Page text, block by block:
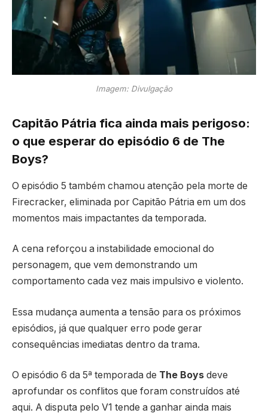
Imagem: Divulgação
Capitão Pátria fica ainda mais perigoso:
o que esperar do episódio 6 de The
Boys?
O episódio 5 também chamou atenção pela morte de
Firecracker, eliminada por Capitão Pátria em um dos
momentos mais impactantes da temporada.
A cena reforçou a instabilidade emocional do
personagem, que vem demonstrando um
comportamento cada vez mais impulsivo e violento.
Essa mudança aumenta a tensão para os próximos
episódios, já que qualquer erro pode gerar
consequências imediatas dentro da trama.
O episódio 6 da 5ª temporada de The Boys deve
aprofundar os conflitos que foram construídos até
aqui. A disputa pelo V1 tende a ganhar ainda mais